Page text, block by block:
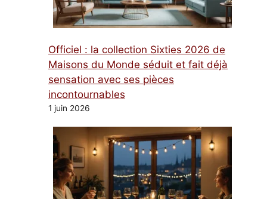
Officiel : la collection Sixties 2026 de
Maisons du Monde séduit et fait déjà
sensation avec ses pièces
incontournables
1 juin 2026